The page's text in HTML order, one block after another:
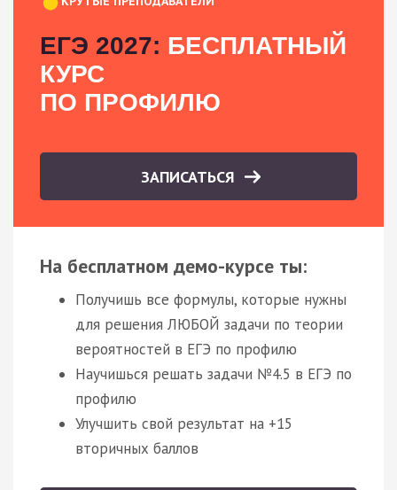
ЕГЭ 2027: БЕСПЛАТНЫЙ
КУРС
ПО ПРОФИЛЮ
ЗАПИСАТЬСЯ
На бесплатном демо-курсе ты:
Получишь все формулы, которые нужны
для решения ЛЮБОЙ задачи по теории
вероятностей в ЕГЭ по профилю
Научишься решать задачи №4.5 в ЕГЭ по
профилю
Улучшить свой результат на +15
вторичных баллов